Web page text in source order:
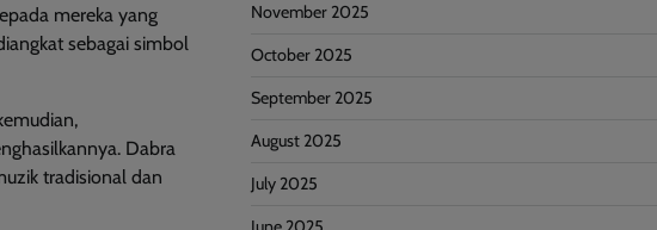
mereka yang
sebagai simbol
Dabra
tradisional dan
November 2025
October 2025
September 2025
August 2025
July 2025